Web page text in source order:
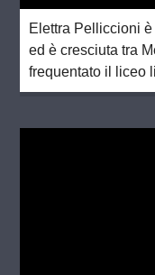
Elettra Pelliccioni
ed è cresciuta tra
frequentato il liceo
Frequentante del